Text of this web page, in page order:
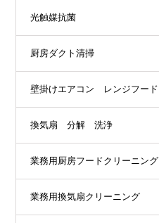
光触媒抗菌
厨房ダクト清掃
壁掛けエアコン レンジフード
換気扇 分解 洗浄
業務用厨房フードクリーニング
業務用換気扇クリーニング